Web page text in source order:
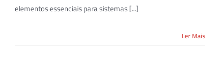
elementos essenciais para sistemas [...]
Ler Mais